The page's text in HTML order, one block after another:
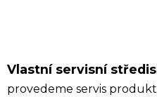
Vlastní servisní
provedeme servis